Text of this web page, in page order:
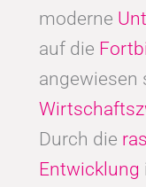
moderne
auf die
angewiesen
Durch die
Entwicklung